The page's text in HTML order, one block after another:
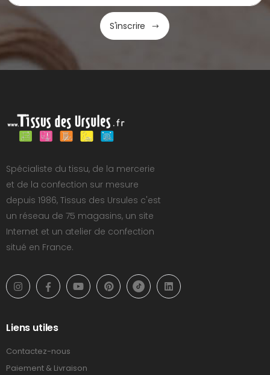
S'inscrire
Spécialiste du tissu, de la mercerie
et de la confection sur mesure
depuis 1986, Tissus des Ursules c'est
un réseau de 75 magasins, un site
Internet et un atelier de confection
situé en France.
Liens utiles
Contactez-nous
Paiement & Livraison